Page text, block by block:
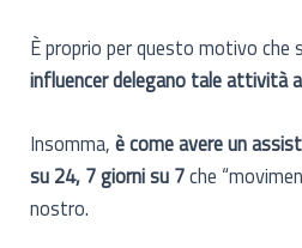
È proprio per questo motivo che
influencer delegano tale attività
Insomma, è come avere un
su 24, 7 giorni su 7che
nostro.